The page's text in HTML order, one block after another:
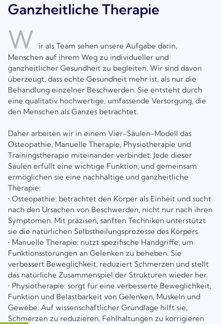
Ganzheitliche Therapie
W
ir als Team sehen unsere Aufgabe darin,
Menschen auf ihrem Weg zu individueller und
ganzheitlicher Gesundheit zu begleiten. Wir sind davon
überzeugt, dass echte Gesundheit mehr ist, als nur die
Behandlung einzelner Beschwerden. Sie entsteht durch
eine qualitativ hochwertige, umfassende Versorgung, die
den Menschen als Ganzes betrachtet.
Daher arbeiten wir in einem Vier-Säulen-Modell das
Osteopathie, Manuelle Therapie, Physiotherapie und
Trainingstherapie miteinander verbindet. Jede dieser
Säulen erfüllt eine wichtige Funktion, und gemeinsam
ermöglichen sie eine nachhaltige und ganzheitliche
Therapie:
• Osteopathie: betrachtet den Körper als Einheit und sucht
nach den Ursachen von Beschwerden, nicht nur nach ihren
Symptomen. Mit präzisen, sanften Techniken unterstützt
sie die natürlichen Selbstheilungsprozesse des Körpers.
• Manuelle Therapie: nutzt spezifische Handgriffe, um
Funktionsstörungen an Gelenken zu beheben. Sie
verbessert Beweglichkeit, reduziert Schmerzen und stellt
das natürliche Zusammenspiel der Strukturen wieder her.
• Physiotherapie: sorgt für eine verbesserte Beweglichkeit,
Funktion und Belastbarkeit von Gelenken, Muskeln und
Gewebe. Auf wissenschaftlicher Grundlage hilft sie,
Schmerzen zu reduzieren, Fehlhaltungen zu korrigieren